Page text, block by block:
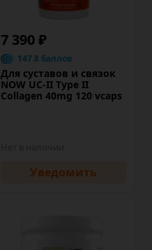
7 390 ₽
147.8 баллов
Для суставов и связок
NOW UC-II Type II
Collagen 40mg 120 vcaps
Уведомить